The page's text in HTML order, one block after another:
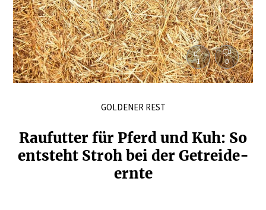
1 0
GOLDENER REST
Raufutter für Pferd und Kuh: So
entsteht Stroh bei der Getrei­de­
ernte